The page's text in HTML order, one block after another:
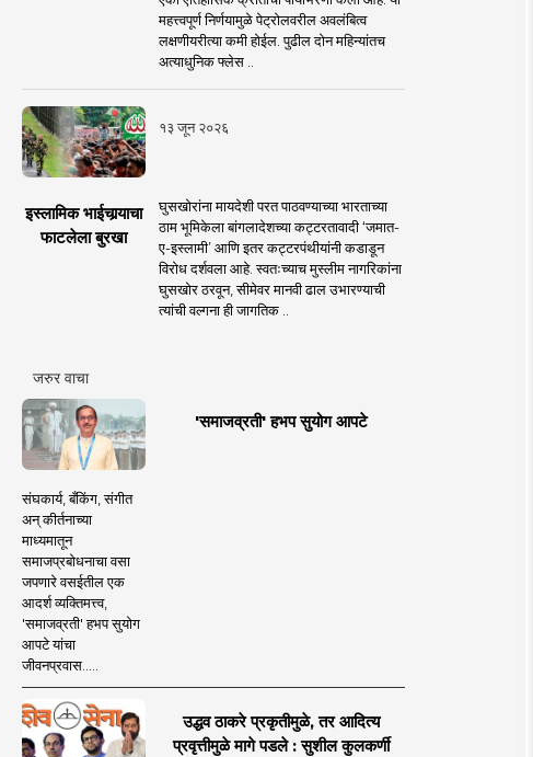
महत्त्वपूर्ण निर्णयामुळे पेट्रोलवरील अवलंबित्व
लक्षणीयरीत्या कमी होईल. पुढील दोन महिन्यांतच
अत्याधुनिक फ्लेस ..
१३ जून २०२६
इस्लामिक भाईचार्‍याचा
फाटलेला बुरखा
घुसखोरांना मायदेशी परत पाठवण्याच्या भारताच्या
ठाम भूमिकेला बांगलादेशच्या कट्टरतावादी ‘जमात-
ए-इस्लामी’ आणि इतर कट्टरपंथीयांनी कडाडून
विरोध दर्शवला आहे. स्वतःच्याच मुस्लीम नागरिकांना
घुसखोर ठरवून, सीमेवर मानवी ढाल उभारण्याची
त्यांची वल्गना ही जागतिक ..
जरुर वाचा
'समाजव्रती' हभप सुयोग आपटे
संघकार्य, बँकिंग, संगीत
अन् कीर्तनाच्या
माध्यमातून
समाजप्रबोधनाचा वसा
जपणारे वसईतील एक
आदर्श व्यक्तिमत्त्व,
'समाजव्रती' हभप सुयोग
आपटे यांचा
जीवनप्रवास.....
उद्धव ठाकरे प्रकृतीमुळे, तर आदित्य
प्रवृत्तीमुळे मागे पडले : सुशील कुलकर्णी